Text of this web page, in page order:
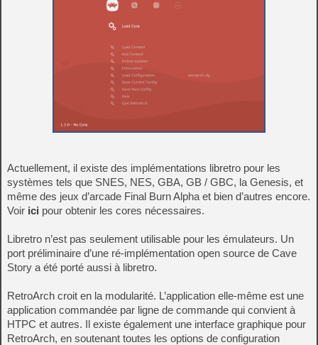
Actuellement, il existe des implémentations libretro pour les
systèmes tels que SNES, NES, GBA, GB / GBC, la Genesis, et
même des jeux d’arcade Final Burn Alpha et bien d’autres encore.
Voir ici pour obtenir les cores nécessaires.
Libretro n’est pas seulement utilisable pour les émulateurs. Un
port préliminaire d’une ré-implémentation open source de Cave
Story a été porté aussi à libretro.
RetroArch croit en la modularité. L’application elle-même est une
application commandée par ligne de commande qui convient à
HTPC et autres. Il existe également une interface graphique pour
RetroArch, en soutenant toutes les options de configuration